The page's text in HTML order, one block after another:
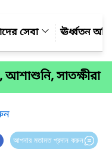
সেবা ঊর্ধ্বতন
আশাশুনি, সাতক্ষীরা
আপনার মতামত প্রদান করুন